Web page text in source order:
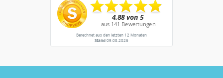
Berechnet aus den letzten 12 Monaten
Stand09.08.2026